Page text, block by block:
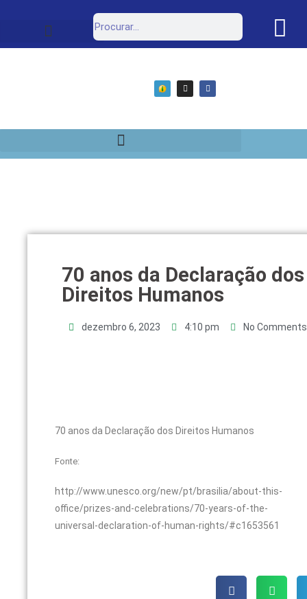
70 anos da Declaração dos
Direitos Humanos
dezembro 6, 2023 4:10 pm No Comments
70 anos da Declaração dos Direitos Humanos
Fonte:
http://www.unesco.org/new/pt/brasilia/about-this-
office/prizes-and-celebrations/70-years-of-the-
universal-declaration-of-human-rights/#c1653561